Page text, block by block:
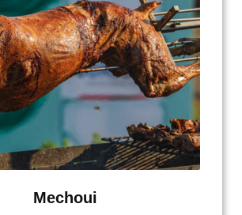
Mechoui